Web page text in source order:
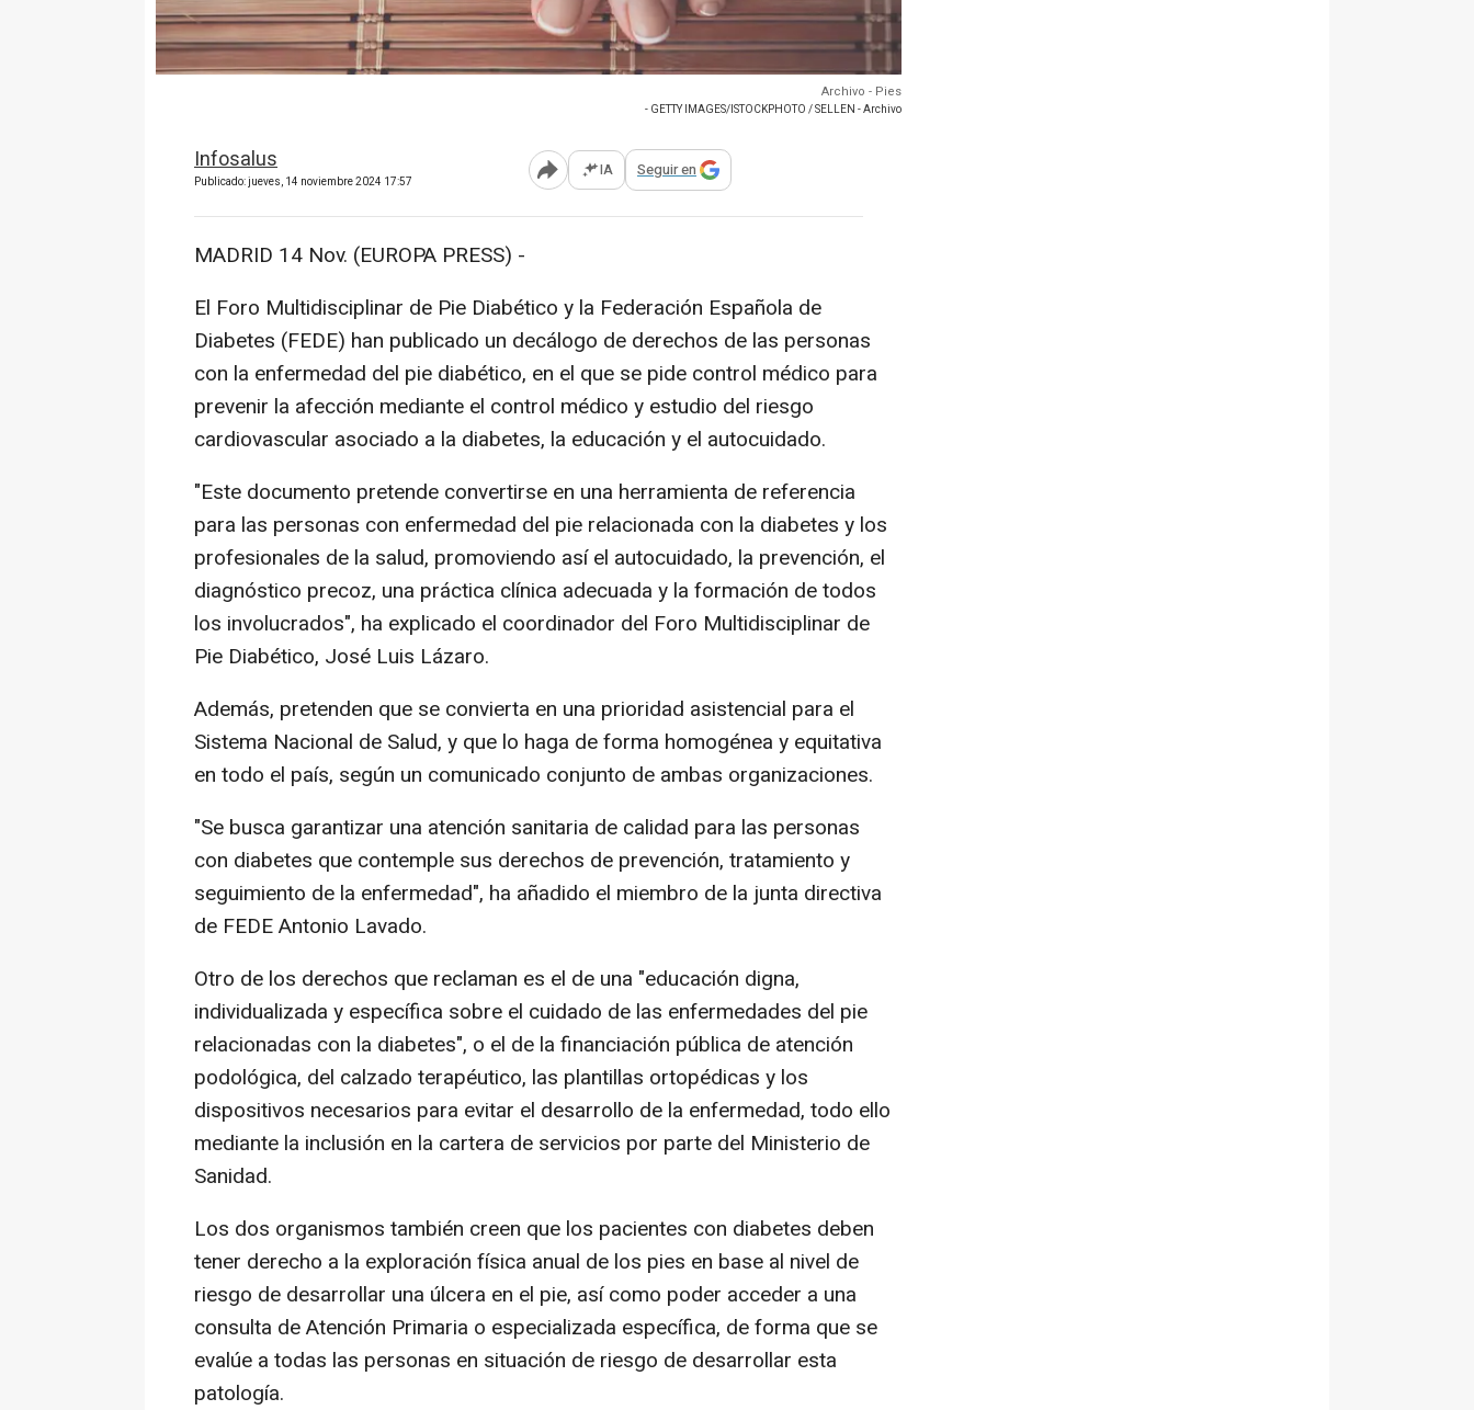
Archivo - Pies
- GETTY IMAGES/ISTOCKPHOTO / SELLEN - Archivo
Infosalus
Publicado: jueves, 14 noviembre 2024 17:57 Abrir opciones para compartir
IA Seguir en
MADRID 14 Nov. (EUROPA PRESS) -
El Foro Multidisciplinar de Pie Diabético y la Federación Española de
Diabetes (FEDE) han publicado un decálogo de derechos de las personas
con la enfermedad del pie diabético, en el que se pide control médico para
prevenir la afección mediante el control médico y estudio del riesgo
cardiovascular asociado a la diabetes, la educación y el autocuidado.
"Este documento pretende convertirse en una herramienta de referencia
para las personas con enfermedad del pie relacionada con la diabetes y los
profesionales de la salud, promoviendo así el autocuidado, la prevención, el
diagnóstico precoz, una práctica clínica adecuada y la formación de todos
los involucrados", ha explicado el coordinador del Foro Multidisciplinar de
Pie Diabético, José Luis Lázaro.
Además, pretenden que se convierta en una prioridad asistencial para el
Sistema Nacional de Salud, y que lo haga de forma homogénea y equitativa
en todo el país, según un comunicado conjunto de ambas organizaciones.
"Se busca garantizar una atención sanitaria de calidad para las personas
con diabetes que contemple sus derechos de prevención, tratamiento y
seguimiento de la enfermedad", ha añadido el miembro de la junta directiva
de FEDE Antonio Lavado.
Otro de los derechos que reclaman es el de una "educación digna,
individualizada y específica sobre el cuidado de las enfermedades del pie
relacionadas con la diabetes", o el de la financiación pública de atención
podológica, del calzado terapéutico, las plantillas ortopédicas y los
dispositivos necesarios para evitar el desarrollo de la enfermedad, todo ello
mediante la inclusión en la cartera de servicios por parte del Ministerio de
Sanidad.
Los dos organismos también creen que los pacientes con diabetes deben
tener derecho a la exploración física anual de los pies en base al nivel de
riesgo de desarrollar una úlcera en el pie, así como poder acceder a una
consulta de Atención Primaria o especializada específica, de forma que se
evalúe a todas las personas en situación de riesgo de desarrollar esta
patología.